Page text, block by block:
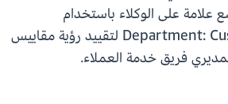
علامة على الوكلاء باستخدام
Department: Customer Service لتقييد رؤية مقاييس
فريق خدمة العملاء.